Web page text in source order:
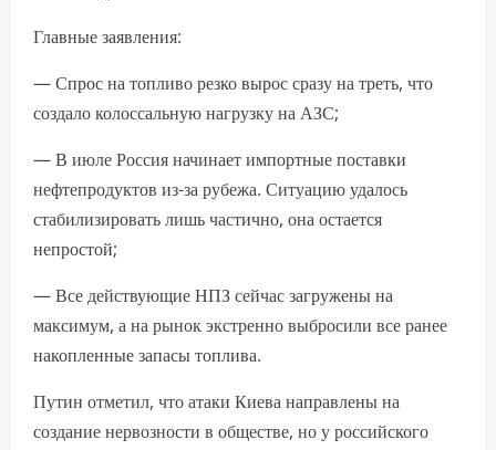
Главные заявления:
— Спрос на топливо резко вырос сразу на треть, что
создало колоссальную нагрузку на АЗС;
— В июле Россия начинает импортные поставки
нефтепродуктов из-за рубежа. Ситуацию удалось
стабилизировать лишь частично, она остается
непростой;
— Все действующие НПЗ сейчас загружены на
максимум, а на рынок экстренно выбросили все ранее
накопленные запасы топлива.
Путин отметил, что атаки Киева направлены на
создание нервозности в обществе, но у российского